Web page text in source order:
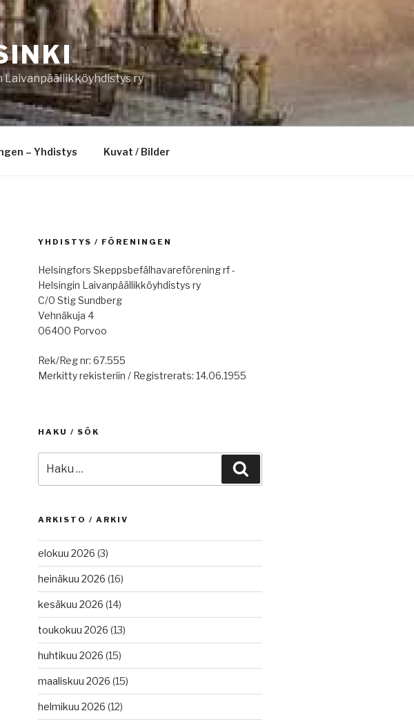
ry
– Yhdistys Kuvat / Bilder
YHDISTYS / FÖRENINGEN
Helsingfors Skeppsbefälhavareförening rf -
Helsingin Laivanpäällikköyhdistys ry
C/0 Stig Sundberg
Vehnäkuja 4
06400 Porvoo
Rek/Reg nr: 67.555
Merkitty rekisteriin / Registrerats: 14.06.1955
HAKU / SÖK
ARKISTO / ARKIV
elokuu 2026 (3)
heinäkuu 2026 (16)
kesäkuu 2026 (14)
toukokuu 2026 (13)
huhtikuu 2026 (15)
maaliskuu 2026 (15)
helmikuu 2026 (12)